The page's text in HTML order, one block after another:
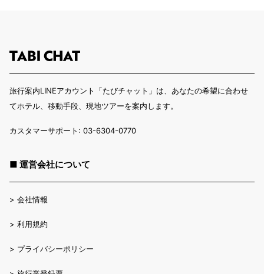
旅行案内LINEアカウント「たびチャット」は、あなたの希望に合わせ
てホテル、移動手段、現地ツアーを案内します。
カスタマーサポート: 03-6304-0770
■ 運営会社について
> 会社情報
> 利用規約
> プライバシーポリシー